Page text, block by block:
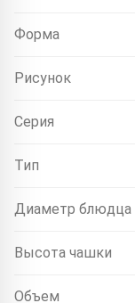
Форма
Рисунок
Серия
Тип
Диаметр блюдца
Высота чашки
Объем